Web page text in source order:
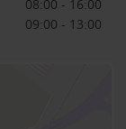
08:00 - 16:00
09:00 - 13:00